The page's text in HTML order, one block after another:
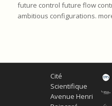
future control future flow
ambitious configurations.
Cité
Scientifique
Avenue Henri